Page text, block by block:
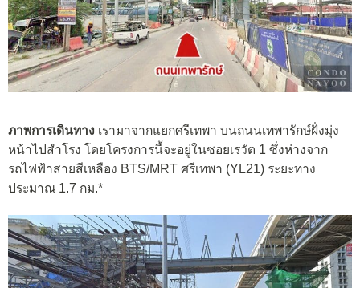
ภาพการเดินทาง เรามาจากแยกศรีเทพา บนถนนเทพารักษ์ฝั่งมุ่ง
หน้าไปสำโรง โดยโครงการนี้จะอยู่ในซอยเรวัต 1 ซึ่งห่างจาก
รถไฟฟ้าสายสีเหลือง BTS/MRT ศรีเทพา (YL21) ระยะทาง
ประมาณ 1.7 กม.*